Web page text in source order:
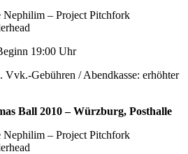
– Project Pitchfork
19:00 Uhr
Gebühren / Abendkasse: erhöhter
Ball 2010 – Würzburg, Posthalle
– Project Pitchfork